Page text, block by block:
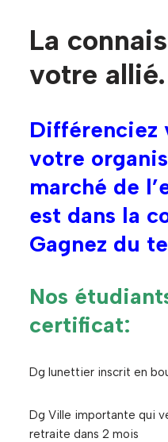
La
votre allié.
Différenciez
votre
marché de
est dans la
Gagnez du
Nos
certificat:
Dg lunettier inscrit en
Dg Ville importante qui
retraite dans 2 mois